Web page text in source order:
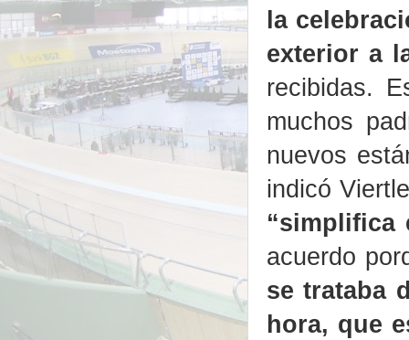
la
exterior a
recibidas.
muchos
nuevos
indicó
“simplifica
acuerdo
se trataba
hora, que